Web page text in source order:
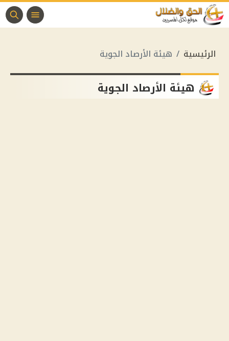
الرئيسية هيئة الأرصاد الجوية
هيئة الأرصاد الجوية